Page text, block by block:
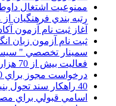
ممنوعيت اشتغال
رتبه بندي فرهنگيان از
آغاز ثبت نام آزمون
ثبت نام آزمون زبان
سمينار تخصصي "
فعاليت بيش از 70 هزار عضو هيات علمي در دانشگاه آزاد
درخواست مجوز براي 150 رشته ارشد علوم پزشکي آزاد
40 راهکار سند تحول بنيادين آموزش و پرورش
اسامي قبولي براي